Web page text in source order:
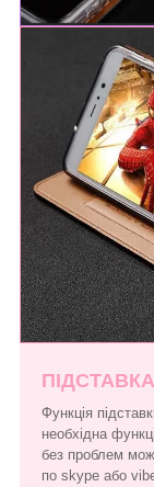
ПІДСТАВКА
Функція
необхідна
без проблем
по skype або